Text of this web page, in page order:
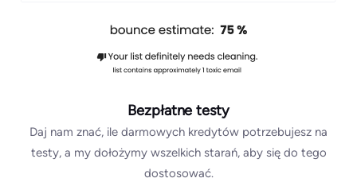
Bezpłatne testy
Daj nam znać, ile darmowych kredytów potrzebujesz na
testy, a my dołożymy wszelkich starań, aby się do tego
dostosować.